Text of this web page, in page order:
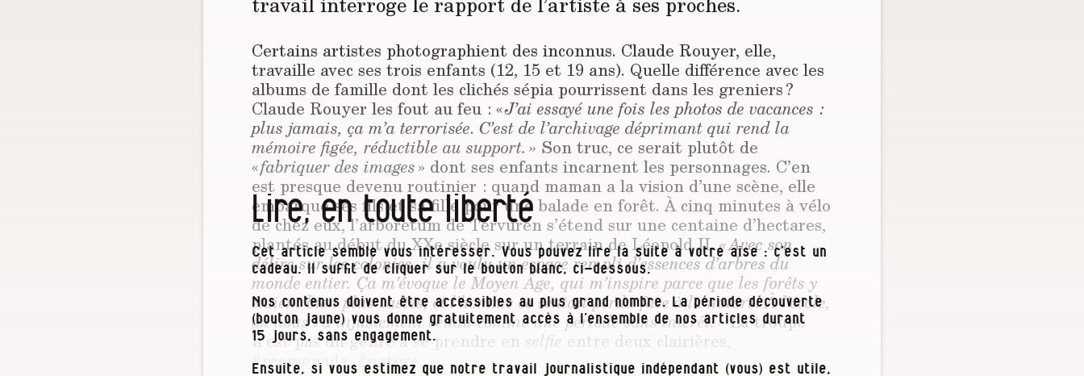
Certains artistes photographient des inconnus. Claude Rouyer, elle,
travaille avec ses trois enfants (12, 15 et 19 ans). Quelle différence avec les
albums de famille dont les clichés sépia pourrissent dans les greniers ?
Claude Rouyer les fout au feu : «J’ai essayé une fois les photos de vacances :
plus jamais, ça m’a terrorisée. C’est de l’archivage déprimant qui rend la
mémoire figée, réductible au support. » Son truc, ce serait plutôt de
«fabriquer des images» dont ses enfants incarnent les personnages. C’en
est presque devenu routinier : quand maman a la vision d’une scène, elle
embarque ses fils et sa fille pour une balade en forêt. À cinq minutes à vélo
de chez eux, l’arboretum de Tervuren s’étend sur une centaine d’hectares,
plantés au début du XXe siècle sur un terrain de Léopold II.« Avec son
délire sur les colonies, il a voulu un espace rempli d’essences d’arbres du
monde entier. Ça m’évoque le Moyen Âge, qui m’inspire parce que les forêts y
étaient bien plus vastes, et l’homme se sentait perdu face à la nature. À l’école,
on nous l’a injustement vendu comme une période sans intérêt. »La troupe
n’est pas du genre à se prendre en selfie entre deux clairières,
#promenade, #nature.
Lire, en toute liberté
Cet article semble vous intéresser. Vous pouvez lire la suite à votre aise : c’est un
cadeau. Il suffit de cliquer sur le bouton blanc, ci-dessous.
Nos contenus doivent être accessibles au plus grand nombre. La période découverte
(bouton jaune) vous donne gratuitement accès à l’ensemble de nos articles durant
15 jours, sans engagement.
Ensuite, si vous estimez que notre travail journalistique indépendant (vous) est utile,